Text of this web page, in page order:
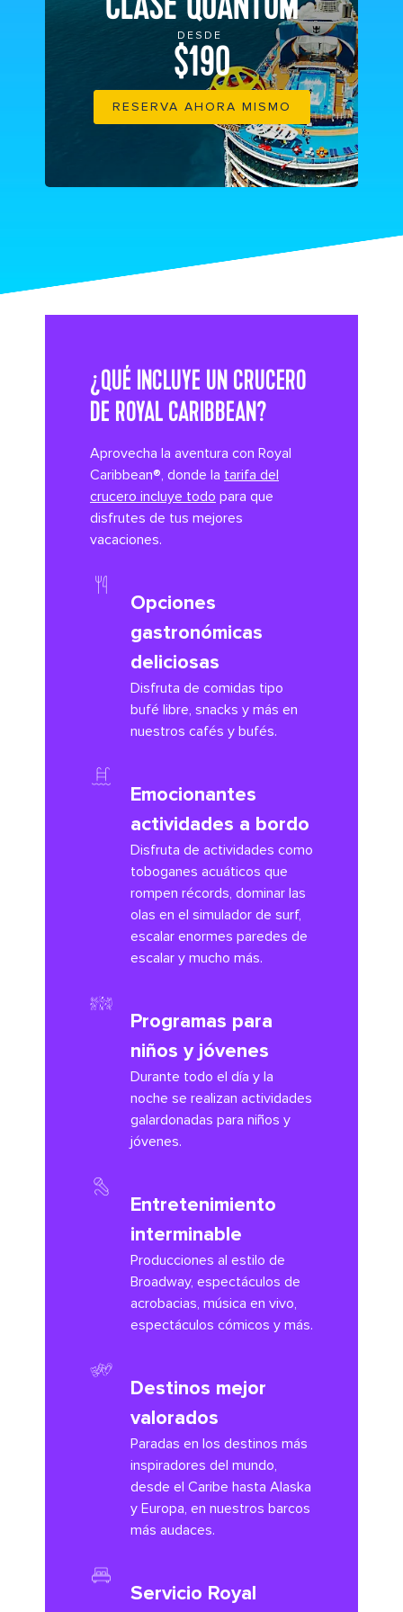
DESDE
$190
RESERVA AHORA MISMO
¿QUÉ INCLUYE UN CRUCERO
DE ROYAL CARIBBEAN?
Aprovecha la aventura con Royal
Caribbean®, donde la tarifa del
crucero incluye todo para que
disfrutes de tus mejores
vacaciones.
Opciones
gastronómicas
deliciosas
Disfruta de comidas tipo
bufé libre, snacks y más en
nuestros cafés y bufés.
Emocionantes
actividades a bordo
Disfruta de actividades como
toboganes acuáticos que
rompen récords, dominar las
olas en el simulador de surf,
escalar enormes paredes de
escalar y mucho más.
Programas para
niños y jóvenes
Durante todo el día y la
noche se realizan actividades
galardonadas para niños y
jóvenes.
Entretenimiento
interminable
Producciones al estilo de
Broadway, espectáculos de
acrobacias, música en vivo,
espectáculos cómicos y más.
Destinos mejor
valorados
Paradas en los destinos más
inspiradores del mundo,
desde el Caribe hasta Alaska
y Europa, en nuestros barcos
más audaces.
Servicio Royal